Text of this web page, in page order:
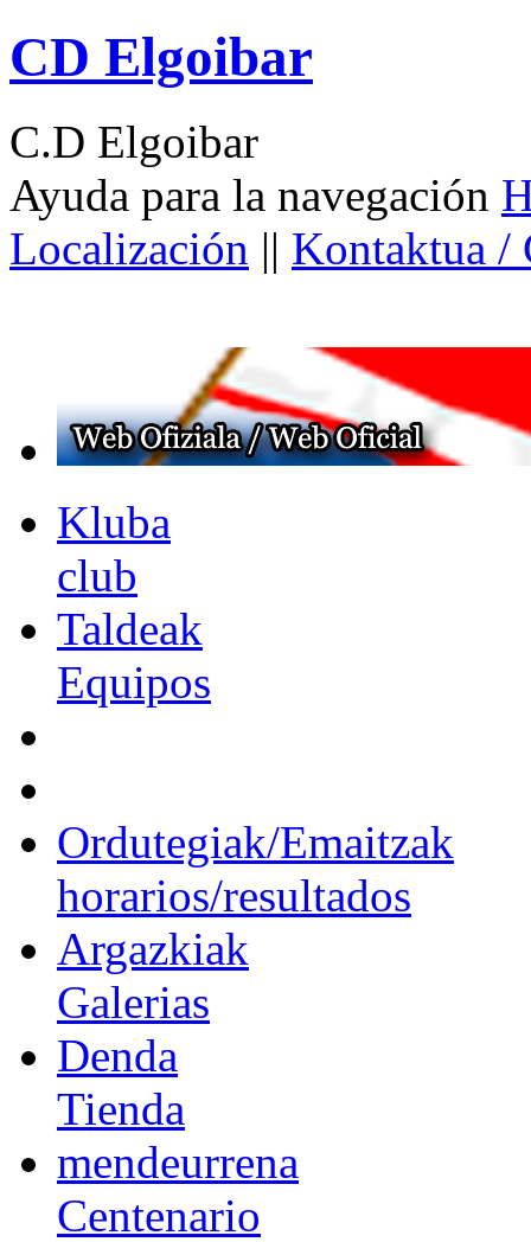
CD Elgoibar
C.D Elgoibar
Ayuda para la navegación
Localización || Kontaktua /
Kluba
club
Taldeak
Equipos
Ordutegiak/Emaitzak
horarios/resultados
Argazkiak
Galerias
Denda
Tienda
mendeurrena
Centenario